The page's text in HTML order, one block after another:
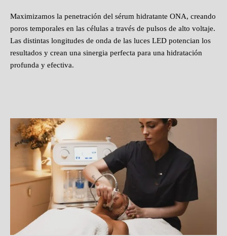
Maximizamos la penetración del sérum hidratante ONA, creando
poros temporales en las células a través de pulsos de alto voltaje.
Las distintas longitudes de onda de las luces LED potencian los
resultados y crean una sinergia perfecta para una hidratación
profunda y efectiva.